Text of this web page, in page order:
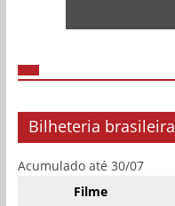
Bilheteria brasileira
Acumulado até 30/07
Filme